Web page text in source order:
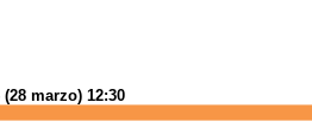
marzo) 12:30